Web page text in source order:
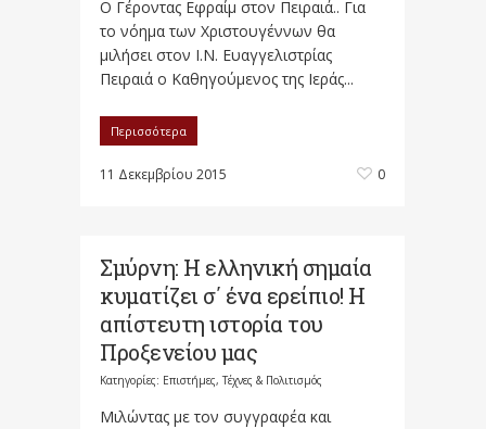
Ο Γέροντας Εφραίμ στον Πειραιά.. Για
το νόημα των Χριστουγέννων θα
μιλήσει στον Ι.Ν. Ευαγγελιστρίας
Πειραιά ο Καθηγούμενος της Ιεράς...
Περισσότερα
11 Δεκεμβρίου 2015 0
Σμύρνη: Η ελληνική σημαία
κυματίζει σ΄ ένα ερείπιο! Η
απίστευτη ιστορία του
Προξενείου μας
Κατηγορίες: Επιστήμες, Τέχνες & Πολιτισμός
Μιλώντας με τον συγγραφέα και